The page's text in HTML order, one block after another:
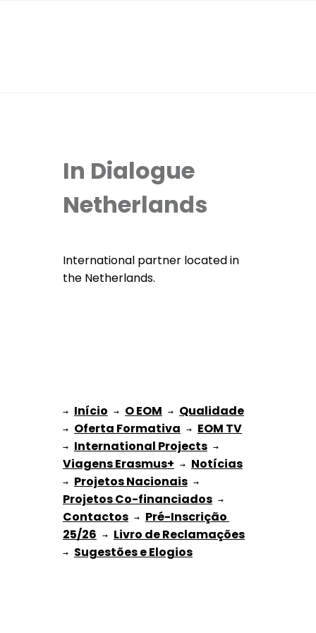
In Dialogue
Netherlands
International partner located in
the Netherlands.
→ Início → O EOM → Qualidade
→ Oferta Formativa → EOM TV
→ International Projects
Viagens Erasmus+ → Notícias
→ Projetos Nacionais
Projetos Co-financiados
Contactos → Pré-Inscrição
25/26 → Livro de Reclamações
→ Sugestões e Elogios